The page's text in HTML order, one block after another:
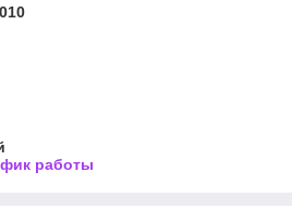
работы